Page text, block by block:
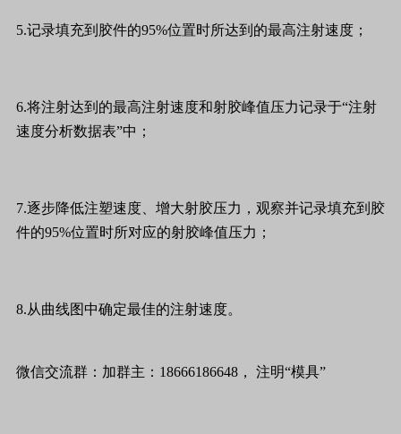
5.记录填充到胶件的95%位置时所达到的最高注射速度；
6.将注射达到的最高注射速度和射胶峰值压力记录于“注射
速度分析数据表”中；
7.逐步降低注塑速度、增大射胶压力，观察并记录填充到胶
件的95%位置时所对应的射胶峰值压力；
8.从曲线图中确定最佳的注射速度。
微信交流群：加群主：18666186648， 注明“模具”